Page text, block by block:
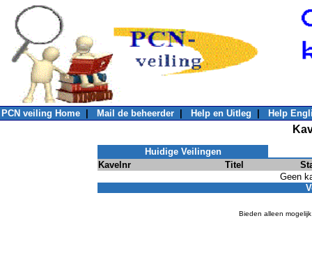
PCN veiling Home Mail de beheerder Help en Uitleg Help
Huidige Veilingen
Kavelnr
Titel
Geen
Bieden alleen